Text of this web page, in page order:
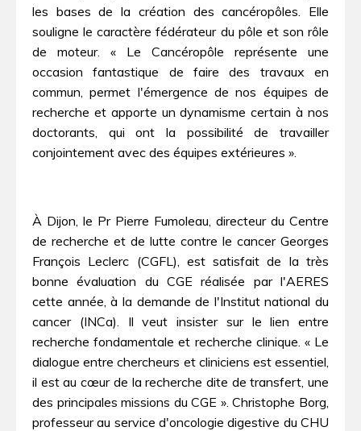
les bases de la création des cancéropôles. Elle
souligne le caractère fédérateur du pôle et son rôle
de moteur. « Le Cancéropôle représente une
occasion fantastique de faire des travaux en
commun, permet l'émergence de nos équipes de
recherche et apporte un dynamisme certain à nos
doctorants, qui ont la possibilité de travailler
conjointement avec des équipes extérieures ».
À Dijon, le Pr Pierre Fumoleau, directeur du Centre
de recherche et de lutte contre le cancer Georges
François Leclerc (CGFL), est satisfait de la très
bonne évaluation du CGE réalisée par l'AERES
cette année, à la demande de l'Institut national du
cancer (INCa). Il veut insister sur le lien entre
recherche fondamentale et recherche clinique. « Le
dialogue entre chercheurs et cliniciens est essentiel,
il est au cœur de la recherche dite de transfert, une
des principales missions du CGE ». Christophe Borg,
professeur au service d'oncologie digestive du CHU